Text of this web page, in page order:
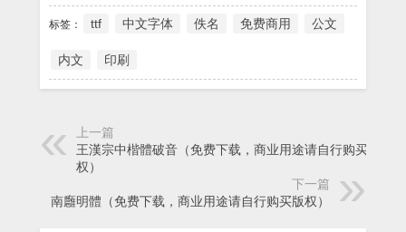
标签： ttf 中文字体 佚名 免费商用 公文
内文 印刷
上一篇
王漢宗中楷體破音（免费下载，商业用途请自行购买版
权）
下一篇
南廱明體（免费下载，商业用途请自行购买版权）